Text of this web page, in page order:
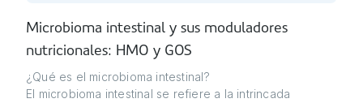
Microbioma intestinal y sus moduladores
nutricionales: HMO y GOS
¿Qué es el microbioma intestinal?
El microbioma intestinal se refiere a la intrincada